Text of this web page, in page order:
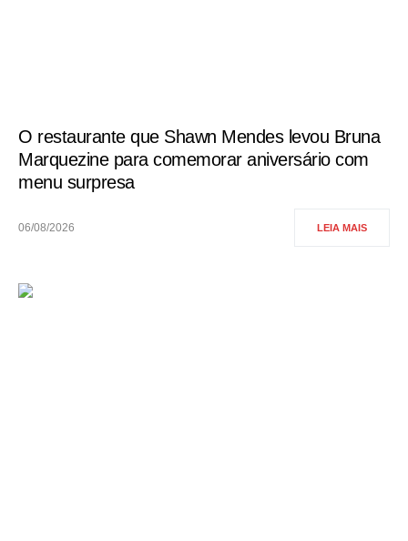
O restaurante que Shawn Mendes levou Bruna
Marquezine para comemorar aniversário com
menu surpresa
06/08/2026 LEIA MAIS